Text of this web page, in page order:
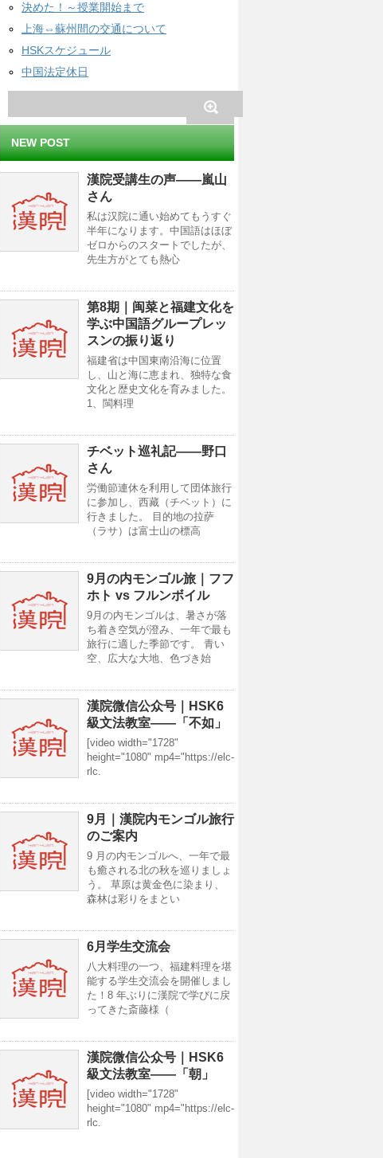
決めた！～授業開始まで
上海⇔蘇州間の交通について
HSKスケジュール
中国法定休日
NEW POST
漢院受講生の声——嵐山
さん
私は汉院に通い始めてもうすぐ
半年になります。中国語はほぼ
ゼロからのスタートでしたが、
先生方がとても熱心
第8期｜闽菜と福建文化を
学ぶ中国語グループレッ
スンの振り返り
福建省は中国東南沿海に位置
し、山と海に恵まれ、独特な食
文化と歴史文化を育みました。
1、閩料理
チベット巡礼記——野口
さん
労働節連休を利用して団体旅行
に参加し、西藏（チベット）に
行きました。 目的地の拉萨
（ラサ）は富士山の標高
9月の内モンゴル旅｜フフ
ホト vs フルンボイル
9月の内モンゴルは、暑さが落
ち着き空気が澄み、一年で最も
旅行に適した季節です。 青い
空、広大な大地、色づき始
漢院微信公众号｜HSK6
級文法教室——「不如」
[video width="1728"
height="1080" mp4="https://elc-
rlc.
9月｜漢院内モンゴル旅行
のご案内
9 月の内モンゴルへ、一年で最
も癒される北の秋を巡りましょ
う。 草原は黄金色に染まり、
森林は彩りをまとい
6月学生交流会
八大料理の一つ、福建料理を堪
能する学生交流会を開催しまし
た！8 年ぶりに漢院で学びに戻
ってきた斎藤様（
漢院微信公众号｜HSK6
級文法教室——「朝」
[video width="1728"
height="1080" mp4="https://elc-
rlc.